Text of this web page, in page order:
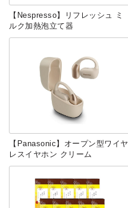
【Nespresso】リフレッシュ ミ
ルク加熱泡立て器
【Panasonic】オープン型ワイヤ
レスイヤホン クリーム